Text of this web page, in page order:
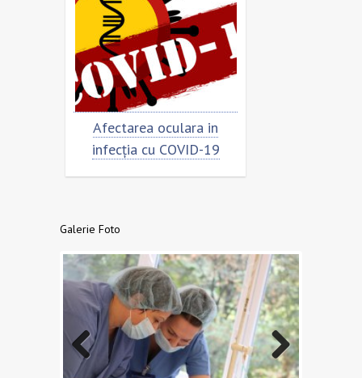
Afectarea oculara in
infecția cu COVID-19
Galerie Foto
Previo
Next